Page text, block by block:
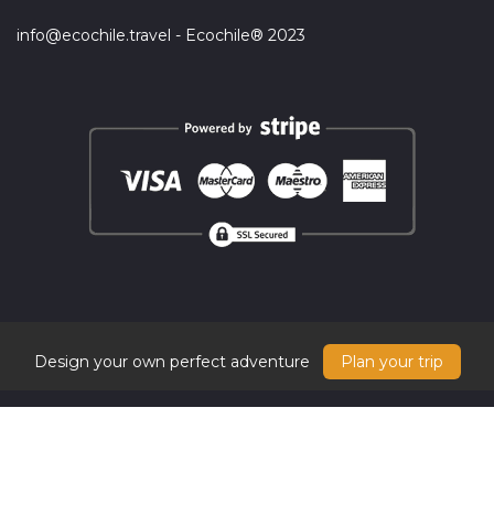
info@ecochile.travel - Ecochile® 2023
Design your own perfect adventure Plan your trip